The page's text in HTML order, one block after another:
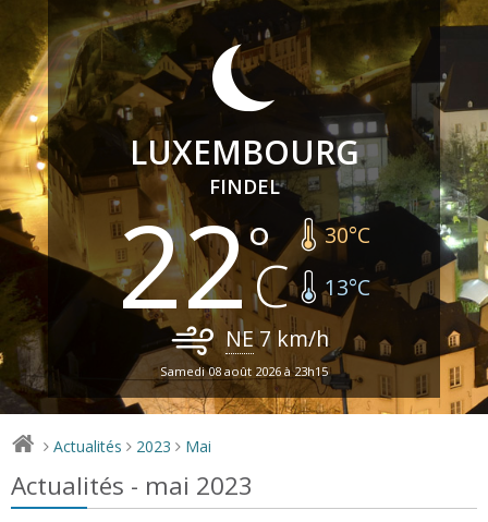
LUXEMBOURG
FINDEL
22 30°C
13°C
NE7 km/h
Samedi 08 août 2026 à 23h15
> Actualités > 2023 > Mai
Actualités - mai 2023